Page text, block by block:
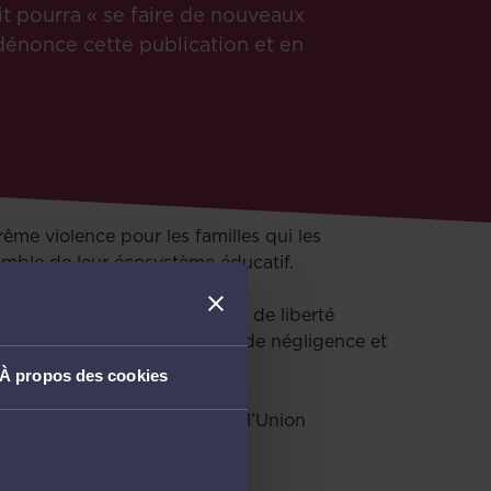
À propos des cookies
pourra « se faire de nouveaux
cette publication et en
violence pour les familles qui les
de leur écosystème éducatif.
migrants sont privés de liberté
le risque élevé d'abus et de négligence et
le CCBE du médiateur de l’Union